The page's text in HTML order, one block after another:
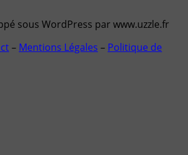
sous WordPress par www.uzzle.fr
– Mentions Légales – Politique de